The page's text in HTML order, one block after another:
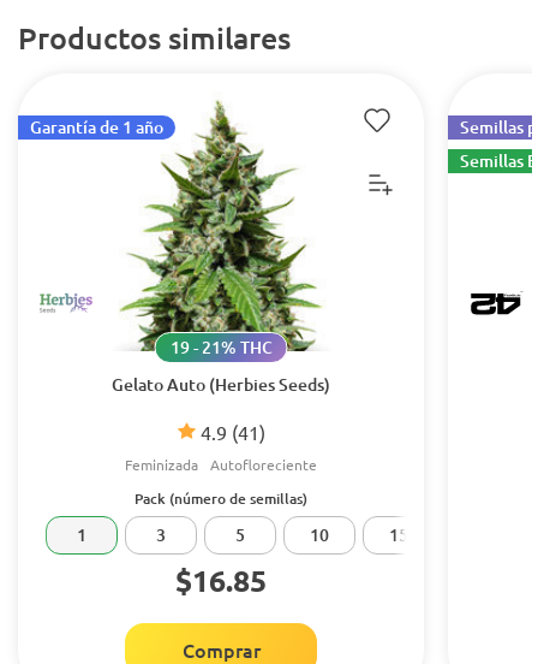
Productos similares
Gelato Auto (Herbies Seeds)
4.9 (41)
19 - 21% THC
Feminizada Autofloreciente
Garantía de 1 año
Pack (número de semillas)
1 3 5 10 15
$16.85
Comprar
Semillas
Semillas